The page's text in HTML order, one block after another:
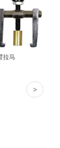
拉马
>